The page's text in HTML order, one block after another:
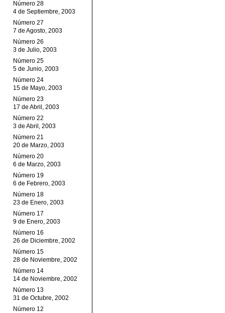
Número 28
4 de Septiembre, 2003
Número 27
7 de Agosto, 2003
Número 26
3 de Julio, 2003
Número 25
5 de Junio, 2003
Número 24
15 de Mayo, 2003
Número 23
17 de Abril, 2003
Número 22
3 de Abril, 2003
Número 21
20 de Marzo, 2003
Número 20
6 de Marzo, 2003
Número 19
6 de Febrero, 2003
Número 18
23 de Enero, 2003
Número 17
9 de Enero, 2003
Número 16
26 de Diciembre, 2002
Número 15
28 de Noviembre, 2002
Número 14
14 de Noviembre, 2002
Número 13
31 de Octubre, 2002
Número 12